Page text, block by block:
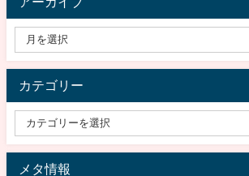
カテゴリー
メタ情報